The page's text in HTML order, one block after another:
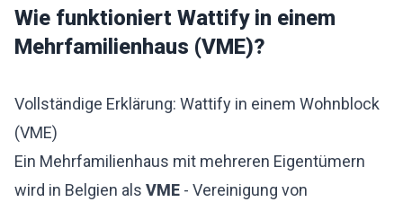
Wie funktioniert Wattify in einem
Mehrfamilienhaus (VME)?
Vollständige Erklärung: Wattify in einem Wohnblock
(VME)
Ein Mehrfamilienhaus mit mehreren Eigentümern
wird in Belgien als VME - Vereinigung von